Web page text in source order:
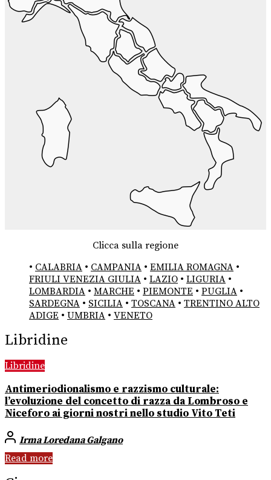
Clicca sulla regione
• CALABRIA • CAMPANIA • EMILIA ROMAGNA •
FRIULI VENEZIA GIULIA • LAZIO • LIGURIA •
LOMBARDIA • MARCHE • PIEMONTE • PUGLIA •
SARDEGNA • SICILIA • TOSCANA • TRENTINO ALTO
ADIGE • UMBRIA • VENETO
Libridine
Libridine
Antimeriodionalismo e razzismo culturale:
l’evoluzione del concetto di razza da Lombroso e
Niceforo ai giorni nostri nello studio Vito Teti
Irma Loredana Galgano
Read more